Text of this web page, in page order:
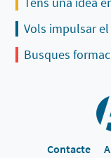
Vols impulsar
Busques
Contacte